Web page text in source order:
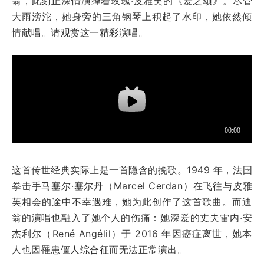
大雨滂沱，她身旁的三角钢琴上积起了水印，她依然倾
情献唱。 请观赏这一精彩演唱。
这首传世经典实际上是一首隐含的挽歌。1949 年，法国
拳击手马塞尔·塞尔丹（Marcel Cerdan）在飞往与皮雅
芙相会的途中不幸遇难，她为此创作了这首歌曲。而迪
翁的演唱也融入了她个人的伤痛：她深爱的丈夫雷内·安
杰利尔（René Angélil）于 2016 年因癌症离世，她本
人也因罹患僵人综合征而无法正常演出。